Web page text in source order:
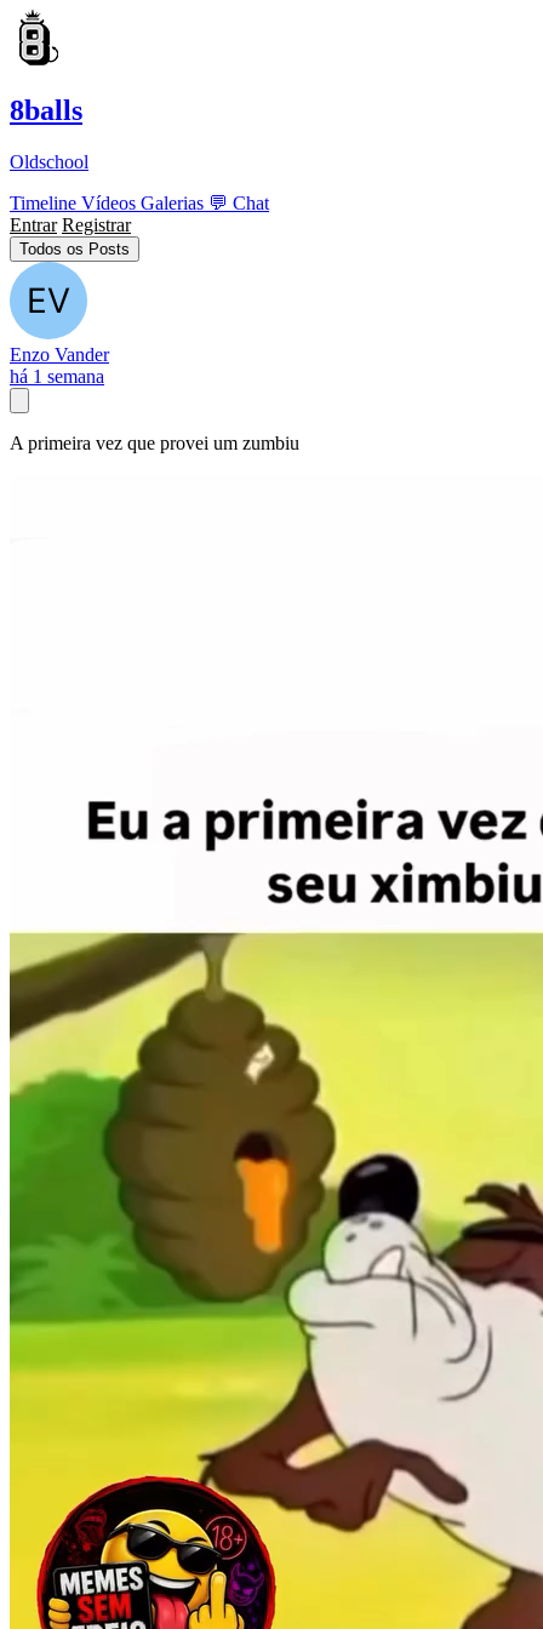
8balls
Oldschool
Timeline Vídeos Galerias 💬 Chat
Entrar Registrar
Todos os Posts
Enzo Vander
há 1 semana
A primeira vez que provei um zumbiu